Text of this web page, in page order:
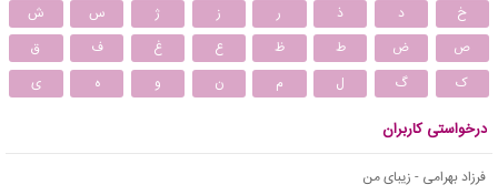
خ
د ذ ر ز ژ س
ش
ص
ض ط ظ ع غ ف
ق
ک
گ ل م ن و ه ی
درخواستی کاربران
فرزاد بهرامی - زیبای من